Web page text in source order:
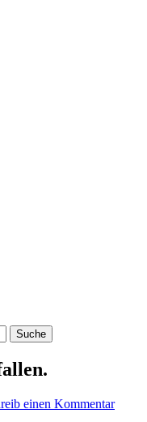
einen Kommentar